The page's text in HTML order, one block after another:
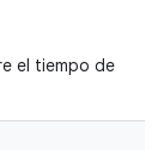
el tiempo de